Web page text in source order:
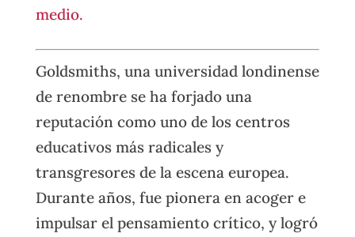
medio.
Goldsmiths, una universidad londinense
de renombre se ha forjado una
reputación como uno de los centros
educativos más radicales y
transgresores de la escena europea.
Durante años, fue pionera en acoger e
impulsar el pensamiento crítico, y logró